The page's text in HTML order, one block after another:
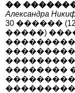
��
Александра
30 ������
�����)
��������